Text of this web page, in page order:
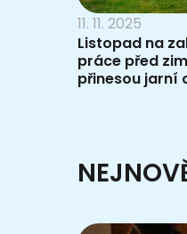
11. 11. 2025
Listopad na
práce před
přinesou jarní